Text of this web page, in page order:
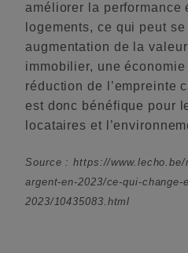
améliorer la performance
logements, ce qui peut
augmentation de la
immobilier, une économie
réduction de l’empreinte
est donc bénéfique pour
locataires et
Source : https://
argent-en-2023/ce-qui-change-
2023/10435083.html